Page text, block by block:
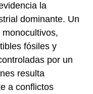
la
dominante. Un
fósiles y
por un
resulta
a conflictos